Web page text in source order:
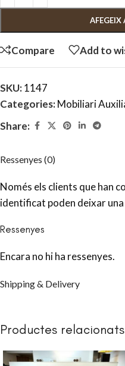
AFEGEIX
Compare Add to
SKU:1147
Categories:Mobiliari
Share:
Ressenyes (0)
Ressenyes
Encara no hi ha ressenyes.
Només els clients que han
identificat poden deixar
Shipping & Delivery
Productes relacionats